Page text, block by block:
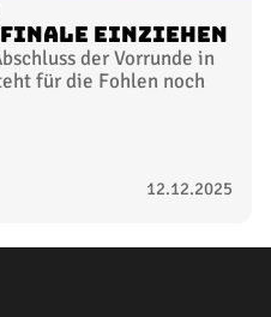
einziehen
der Vorrunde in
für die Fohlen noch
12.12.2025